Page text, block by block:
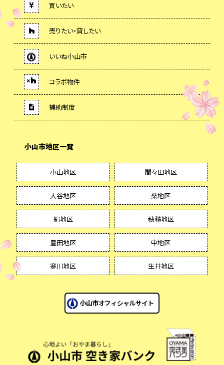
買いたい
売りたい・貸したい
いいね小山市
コラボ物件
補助制度
小山市地区一覧
小山地区 間々田地区
大谷地区 桑地区
絹地区 穂積地区
豊田地区 中地区
寒川地区 生井地区